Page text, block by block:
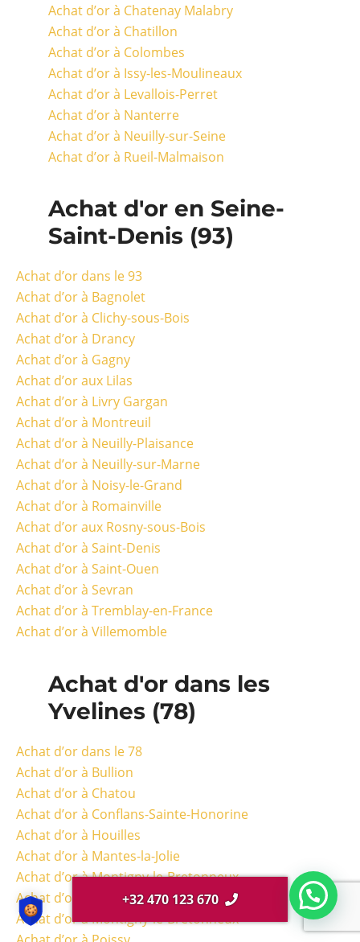
Achat d’or à Chatenay Malabry
Achat d’or à Chatillon
Achat d’or à Colombes
Achat d’or à Issy-les-Moulineaux
Achat d’or à Levallois-Perret
Achat d’or à Nanterre
Achat d’or à Neuilly-sur-Seine
Achat d’or à Rueil-Malmaison
Achat d'or en Seine-
Saint-Denis (93)
Achat d’or dans le 93
Achat d’or à Bagnolet
Achat d’or à Clichy-sous-Bois
Achat d’or à Drancy
Achat d’or à Gagny
Achat d’or aux Lilas
Achat d’or à Livry Gargan
Achat d’or à Montreuil
Achat d’or à Neuilly-Plaisance
Achat d’or à Neuilly-sur-Marne
Achat d’or à Noisy-le-Grand
Achat d’or à Romainville
Achat d’or aux Rosny-sous-Bois
Achat d’or à Saint-Denis
Achat d’or à Saint-Ouen
Achat d’or à Sevran
Achat d’or à Tremblay-en-France
Achat d’or à Villemomble
Achat d'or dans les
Yvelines (78)
Achat d’or dans le 78
Achat d’or à Bullion
Achat d’or à Chatou
Achat d’or à Conflans-Sainte-Honorine
Achat d’or à Houilles
Achat d’or à Mantes-la-Jolie
Achat d’or à Montigny-le-Bretonneux
Achat d’or aux Mureaux
Achat d’or à Montigny-le-Bretonneux
+32 470 123 670